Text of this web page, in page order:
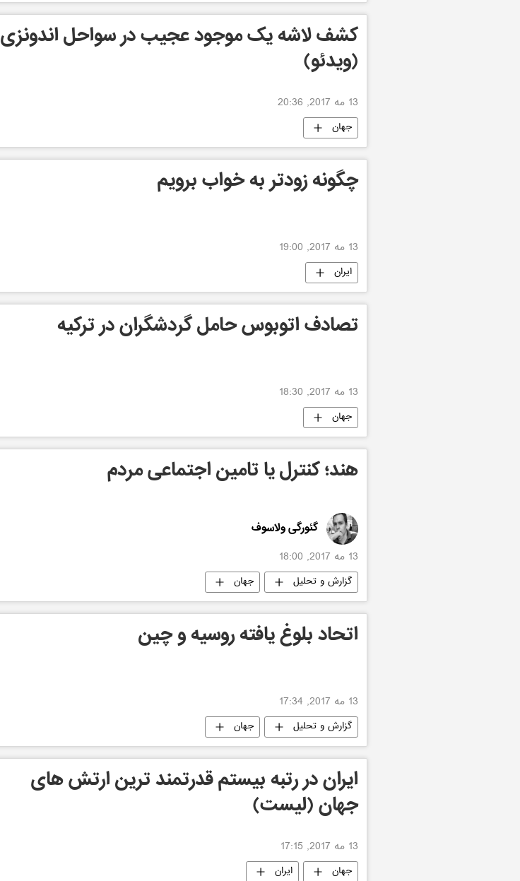
کشف لاشه یک موجود عجیب در سواحل اندونزی
(ویدئو)
13 مه 2017, 20:36
جهان
چگونه زودتر به خواب برویم
13 مه 2017, 19:00
ایران
تصادف اتوبوس حامل گردشگران در ترکیه
13 مه 2017, 18:30
جهان
هند؛ کنترل یا تامین اجتماعی مردم
گئورگی ولاسوف
13 مه 2017, 18:00
گزارش و تحلیل جهان
اتحاد بلوغ یافته روسیه و چین
13 مه 2017, 17:34
گزارش و تحلیل جهان
ایران در رتبه بیستم قدرتمند ترین ارتش های
جهان (لیست)
13 مه 2017, 17:15
جهان ایران